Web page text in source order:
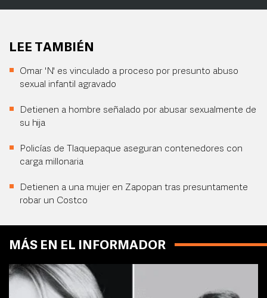
LEE TAMBIÉN
Omar 'N' es vinculado a proceso por presunto abuso
sexual infantil agravado
Detienen a hombre señalado por abusar sexualmente de
su hija
Policías de Tlaquepaque aseguran contenedores con
carga millonaria
Detienen a una mujer en Zapopan tras presuntamente
robar un Costco
MÁS EN EL INFORMADOR